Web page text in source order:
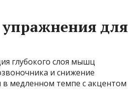
для
глубокого слоя мышц
и снижение
медленном темпе с акцентом